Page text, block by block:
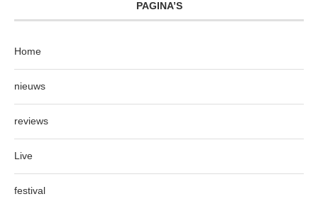
PAGINA’S
Home
nieuws
reviews
Live
festival